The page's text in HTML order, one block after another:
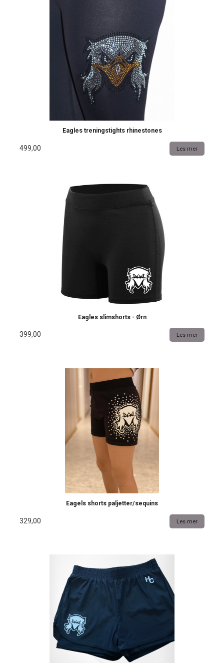
Eagles treningstights rhinestones
499,00 Les mer
Eagles slimshorts - Ørn
399,00 Les mer
Eagels shorts paljetter/sequins
329,00 Les mer